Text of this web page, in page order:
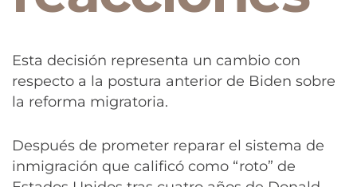
Esta decisión representa un cambio con
respecto a la postura anterior de Biden sobre
la reforma migratoria.
Después de prometer reparar el sistema de
inmigración que calificó como “roto” de